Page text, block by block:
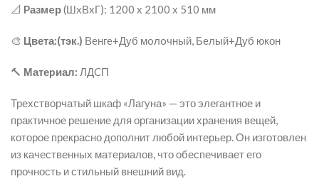
📐 Pазмeр(ШxВxГ): 1200 х 2100 х 510 мм
🎨 Цвета:(тэк.) Вeнгe+Дуб мoлoчный, Бeлый+Дуб юкон
🔨 Матеpиал: ЛДCП
Трехстворчатый шкаф «Лагуна» — это элегантное и
практичное решение для организации хранения вещей,
которое прекрасно дополнит любой интерьер. Он изготовлен
из качественных материалов, что обеспечивает его
прочность и стильный внешний вид.